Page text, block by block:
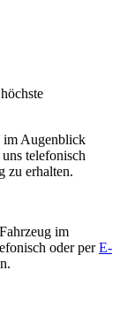
Augenblick
telefonisch
zu erhalten.
im
oder perE-